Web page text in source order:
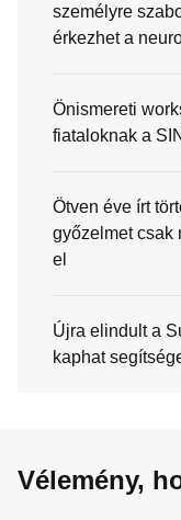
személyre
érkezhet a
Önismereti
fiataloknak a
Ötven éve írt
győzelmet csak
el
Újra elindult a
kaphat
Vélemény,